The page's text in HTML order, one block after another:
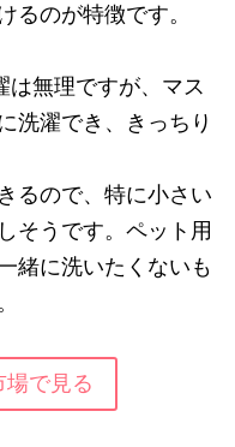
るのが特徴です。
無理ですが、マス
洗濯でき、きっちり
るので、特に小さい
そうです。ペット用
緒に洗いたくないも
場で見る